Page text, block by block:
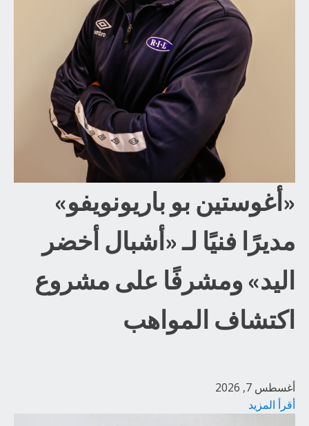
«أغوستين بو باريونويفو»
مديرًا فنيًا لـ «أشبال أخضر
اليد» ومشرفًا على مشروع
اكتشاف المواهب
أغسطس 7, 2026
أقرأ المزيد